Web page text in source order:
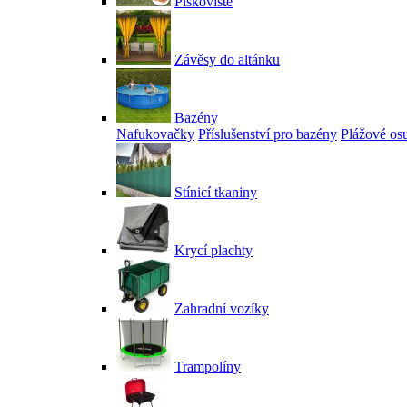
Závěsy do altánku
Bazény
Nafukovačky Příslušenství pro bazény Plážové
Stínicí tkaniny
Krycí plachty
Zahradní vozíky
Trampolíny